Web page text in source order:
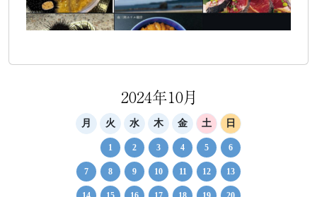
2024年10月
月 火 水 木 金 土 日
1 2 3 4 5 6
7 8 9 10 11 12 13